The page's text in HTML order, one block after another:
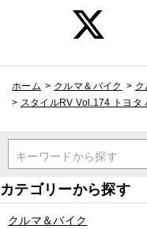
ホーム > クルマ＆バイク > ク
> スタイルRV Vol.174 トヨタ
キーワードから探す
クルマ＆バイク